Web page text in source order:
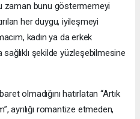
zaman bunu göstermemeyi
her duygu, iyileşmeyi
kadın ya da erkek
şekilde yüzleşebilmesine
olmadığını hatırlatan “Artık
ayrılığı romantize etmeden,